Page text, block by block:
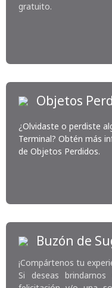
gratuito.
Objetos
¿Olvidaste o perdiste
Terminal? Obtén más
de Objetos Perdidos.
Buzón de
¡Compártenos tu
Si deseas